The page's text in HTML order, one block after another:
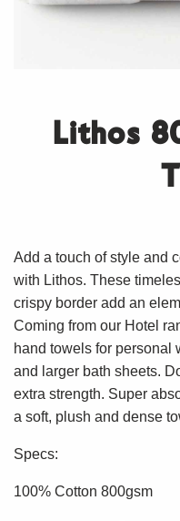
Lithos
Add a touch of style and
with Lithos. These
crispy border add an
Coming from our Hotel
hand towels for personal
and larger bath sheets.
extra strength. Super
a soft, plush and dense
Specs:
100% Cotton 800gsm